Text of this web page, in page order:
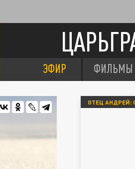
ЭФИР ФИЛЬМЫ
ОТЕЦ АНДРЕЙ: